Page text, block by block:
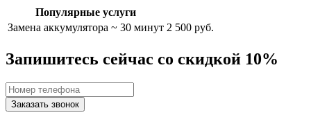
Популярные услуги
Замена аккумулятора ~ 30 минут 2 500 руб.
Запишитесь сейчас со скидкой 10%
Заказать звонок